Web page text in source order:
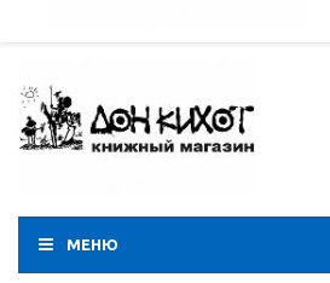
МЕНЮ